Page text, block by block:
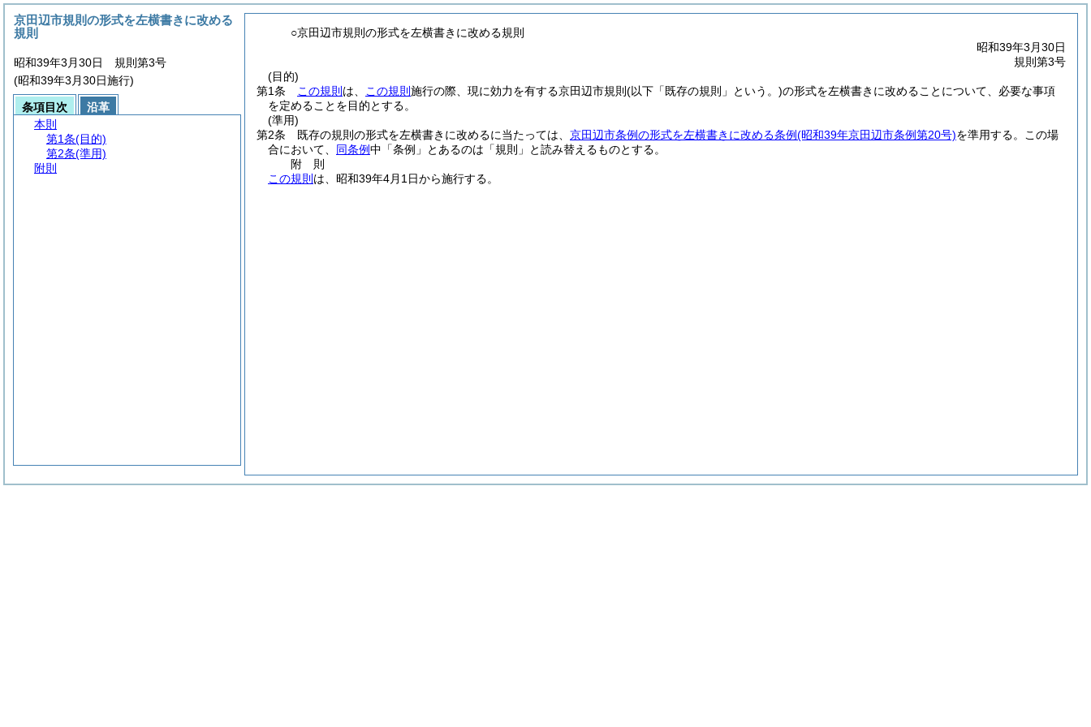
○京田辺市規則の形式を左横書きに改める規則
昭和39年3月30日
規則第3号
(目的)
第1条
この規則 は、 この規則 施行の際、現に効力を有する京田辺市規則 (以下「既存の規則」という。)の形式を左横書きに改めることについて、必要な事項
を定めることを目的とする。
(準用)
第2条
既存の規則の形式を左横書きに改めるに当たっては、 京田辺市条例の形式を左横書きに改める条例(昭和39年京田辺市条例第20号)を準用する。
この場
合において、 同条例中「条例」とあるのは「規則」と読み替えるものとする。
附 則
この規則 は、昭和39年4月1日から施行する。
京田辺市規則の形式を左横書きに改める
規則
昭和39年3月30日 規則第3号
(昭和39年3月30日施行)
条項目次
沿革
本則
第1条(目的)
第2条(準用)
附則